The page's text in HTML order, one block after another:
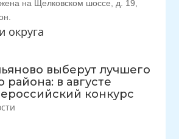
округа
выберут лучшего
района: в августе
конкурс
на Щелковском шоссе, д. 19,